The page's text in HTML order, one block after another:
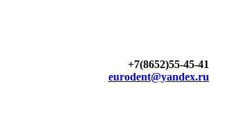
+7(8652)55-45-41
eurodent@yandex.ru